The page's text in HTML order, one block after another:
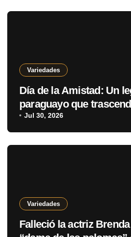
Variedades
Día de la Amistad: Un
paraguayo que
fronteras
Jul 30, 2026
Variedades
Falleció la actriz